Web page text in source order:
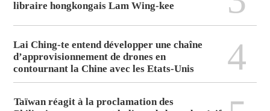
libraire hongkongais Lam Wing-kee
Lai Ching-te entend développer une chaîne
d’approvisionnement de drones en
contournant la Chine avec les Etats-Unis
4
Taïwan réagit à la proclamation des